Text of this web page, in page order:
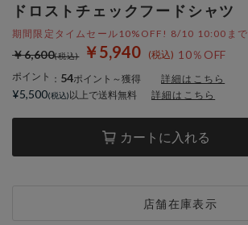
ドロストチェックフードシャツ
期間限定タイムセール10%OFF! 8/10 10:00まで
￥5,940 10％OFF
￥6,600
ポイント ： 54ポイント～獲得 詳細はこちら
カートに入れる
店舗在庫表示
¥5,500 以上で送料無料 詳細はこちら